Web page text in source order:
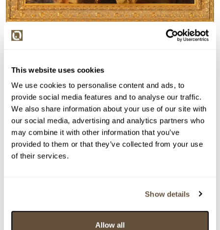
This website uses cookies
We use cookies to personalise content and ads, to
provide social media features and to analyse our traffic.
We also share information about your use of our site with
our social media, advertising and analytics partners who
may combine it with other information that you’ve
provided to them or that they’ve collected from your use
of their services.
Show details
Allow all
Detail položky
čitelně E. Charlemont 1890. Rámováno.
> Zobrazit detail položky a informace o autorovi
> zpět na aukční výsledky
Vyvolávací cena:
10 000 Kč